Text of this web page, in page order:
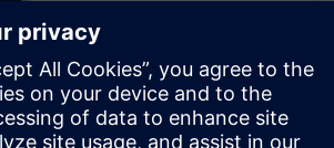
어
핸드오프 전에 PCB 제조 가능
성에 대한 즉각적이고 실행 가
능한 피드백을 받을 수 있습니